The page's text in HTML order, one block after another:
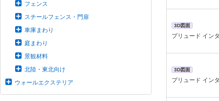
フェンス
スチールフェンス・門扉
車庫まわり
庭まわり
景観材料
北陸・東北向け
ウォールエクステリア
3D図面
プリュード イン
3D図面
プリュード イン